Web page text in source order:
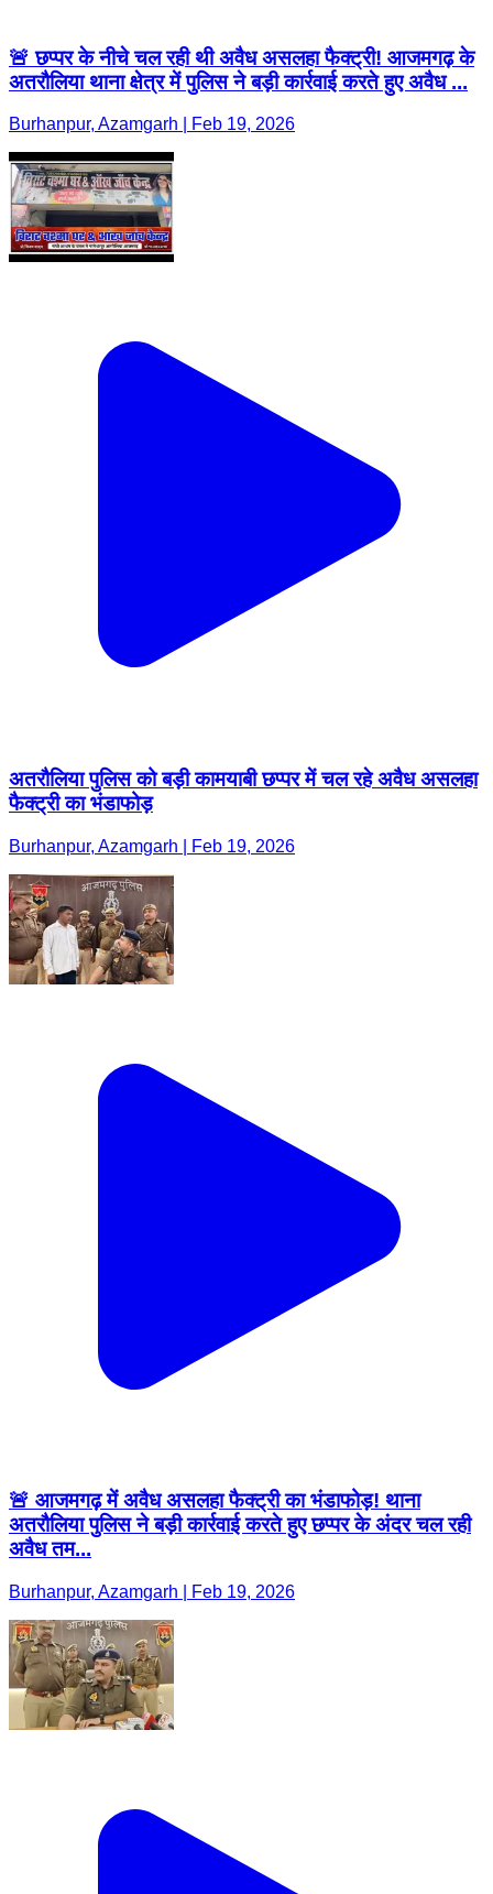
🚨 छप्पर के नीचे चल रही थी अवैध असलहा फैक्ट्री! आजमगढ़ के
अतरौलिया थाना क्षेत्र में पुलिस ने बड़ी कार्रवाई करते हुए अवैध ...
Burhanpur, Azamgarh | Feb 19, 2026
अतरौलिया पुलिस को बड़ी कामयाबी छप्पर में चल रहे अवैध असलहा
फैक्ट्री का भंडाफोड़
Burhanpur, Azamgarh | Feb 19, 2026
🚨 आजमगढ़ में अवैध असलहा फैक्ट्री का भंडाफोड़! थाना
अतरौलिया पुलिस ने बड़ी कार्रवाई करते हुए छप्पर के अंदर चल रही
अवैध तम...
Burhanpur, Azamgarh | Feb 19, 2026